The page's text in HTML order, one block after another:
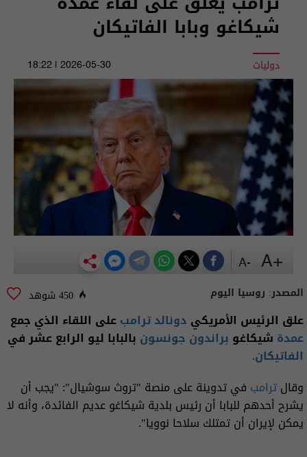
شيكاغو وبابا الفاتيكان
دوليات 2026-05-30 | 18:22
المصدر: روسيا اليوم 450 شوهد
علق الرئيس الأمريكي دونالد ترامبعلى اللقاء الذي جمع
عمدة شيكاغو براندون جونسون بالبابا ليو الرابع عشر في
الفاتيكان.
وقالترامب في تدوينة على منصة "تروث سوشيال": "يجب أن
يشرح أحدهم للبابا أن رئيس بلدية شيكاغو عديم الفائدة، وأنه لا
يمكن لإيران أن تمتلك سلاحا نوويا".
+A
-A